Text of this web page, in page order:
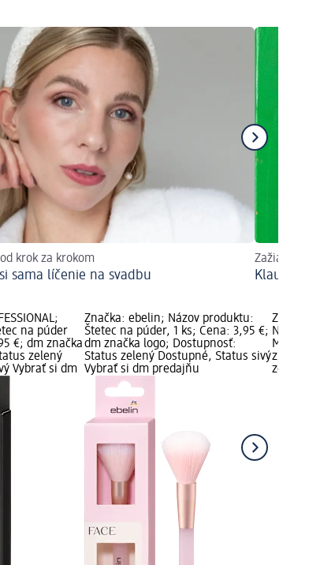
krok za krokom
sama líčenie na svadbu
Zažiarte na
Klaunovský
na púder
€; dm značka
zelený
Vybrať si dm
Značka: ebelin; Názov produktu:
Štetec na púder, 1 ks; Cena: 3,95 €;
dm značka logo; Dostupnosť:
Status zelený Dostupné, Status sivý
Vybrať si dm predajňu
Značka:
Názov
značka
zelený